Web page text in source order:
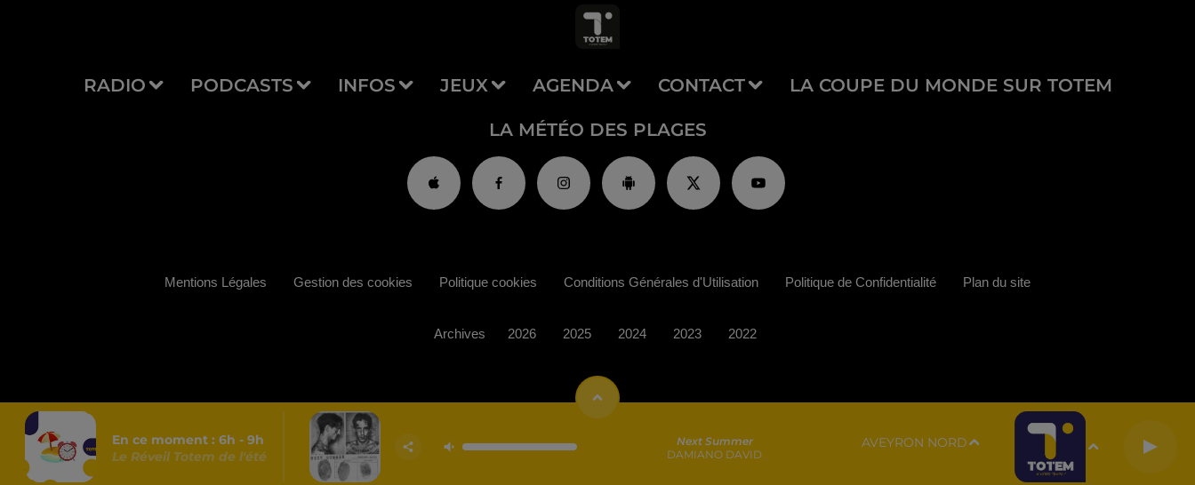
RADIO PODCASTS INFOS JEUX AGENDA CONTACT LA COUPE DU MONDE SUR TOTEM
LA MÉTÉO DES PLAGES
En ce moment : 6h - 9h
Le Réveil Totem de l'été
Next Summer
DAMIANO DAVID
AVEYRON NORD
Mentions Légales Gestion des cookies Politique cookies Conditions Générales d'Utilisation Politique de Confidentialité Plan du site
Archives 2026 2025 2024 2023 2022